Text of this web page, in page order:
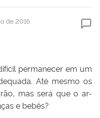
de 2016
permanecer em um
Até mesmo os
mas será que o ar-
e bebês?